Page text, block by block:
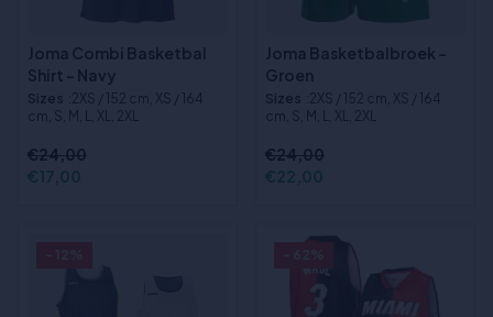
Joma Combi Basketbal
Shirt - Navy
Sizes :2XS / 152 cm, XS / 164
cm, S, M, L, XL, 2XL
€24,00
€17,00
Joma Basketbalbroek -
Groen
Sizes :2XS / 152 cm, XS / 164
cm, S, M, L, XL, 2XL
€24,00
€22,00